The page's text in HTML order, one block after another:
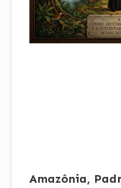
Amazônia,